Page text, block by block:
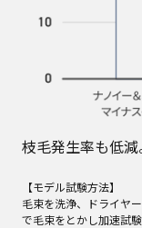
枝毛発生率も低減
【モデル試験方法】
毛束を洗浄、ドライヤ
で毛束をとかし加速試験